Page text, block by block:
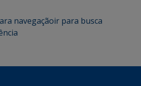
navegaçãoir para busca